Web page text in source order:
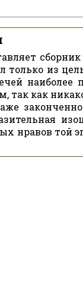
только из
наиболее
так как
нравов той